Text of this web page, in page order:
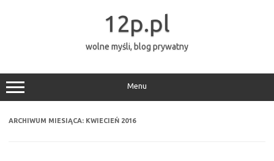
12p.pl
wolne myśli, blog prywatny
Menu
ARCHIWUM MIESIĄCA: KWIECIEŃ 2016